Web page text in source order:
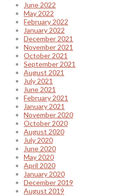
June 2022
May 2022
February 2022
January 2022
December 2021
November 2021
October 2021
September 2021
August 2021
July 2021
June 2021
February 2021
January 2021
November 2020
October 2020
August 2020
July 2020
June 2020
May 2020
April 2020
January 2020
December 2019
August 2019